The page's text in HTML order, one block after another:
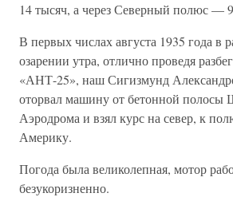
14 тысяч, а через Северный полюс —
В первых числах августа 1935 года в
озарении утра, отлично проведя
«АНТ-25», наш Сигизмунд
оторвал машину от бетонной полосы
Аэродрома и взял курс на север, к
Америку.
Погода была великолепная, мотор
безукоризненно.